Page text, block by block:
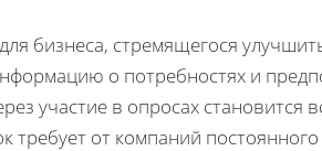
бизнеса, стремящегося
о потребностях и
участие в опросах становится
требует от компаний